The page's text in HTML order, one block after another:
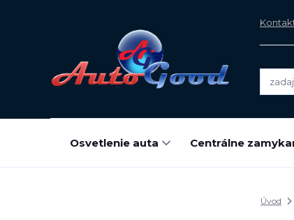
Osvetlenie auta Centrálne
Úvod